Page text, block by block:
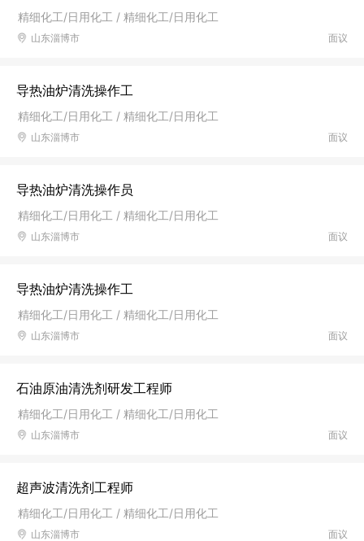
精细化工/日用化工 / 精细化工/日用化工
面议
山东淄博市
导热油炉清洗操作工
精细化工/日用化工 / 精细化工/日用化工
面议
山东淄博市
导热油炉清洗操作员
精细化工/日用化工 / 精细化工/日用化工
面议
山东淄博市
导热油炉清洗操作工
精细化工/日用化工 / 精细化工/日用化工
面议
山东淄博市
石油原油清洗剂研发工程师
精细化工/日用化工 / 精细化工/日用化工
面议
山东淄博市
超声波清洗剂工程师
精细化工/日用化工 / 精细化工/日用化工
面议
山东淄博市